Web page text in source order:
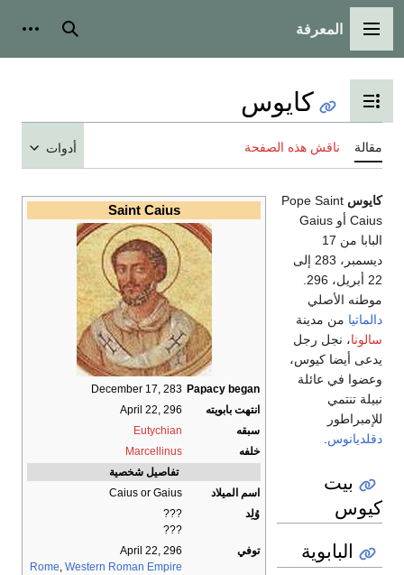
القائمة الرئيسية
المعرفة بحث
تبديل عرض جدول المحتويات
كايوس
مقالة ناقش هذه الصفحة أدوات
Saint Caius
Papacy began
December 17, 283
انتهت بابويته
April 22, 296
سبقه
Eutychian
خلفه
Marcellinus
تفاصيل شخصية
اسم الميلاد
Caius or Gaius
وُلِد
???
???
توفي
April 22, 296
Rome, Western Roman Empire
كايوس Pope Saint
Caius أو Gaius
البابا من 17
ديسمبر، 283 إلى
موطنه الأصلي
دالماتيا من مدينة
سالونا، نجل رجل
يدعى أيضا كيوس،
وعضوا في عائلة
نبيلة تنتمي
للإمبراطور
دقلديانوس
بيت
كيوس
البابوية